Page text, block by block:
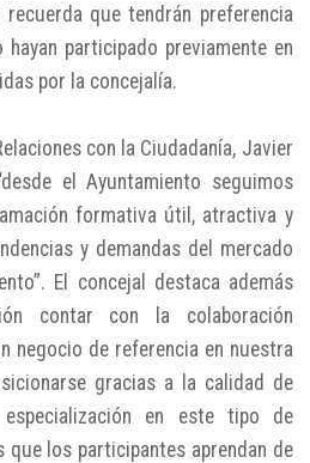
que tendrán preferencia
participado previamente en
por la concejalía.
con la Ciudadanía, Javier
el Ayuntamiento seguimos
formativa útil, atractiva y
y demandas del mercado
El concejal destaca además
contar con la colaboración
negocio de referencia en nuestra
gracias a la calidad de
en este tipo de
que los participantes aprendan de